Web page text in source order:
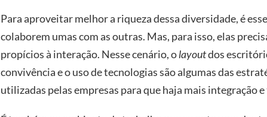
Para aproveitar melhor a riqueza dessa diversidade, é
colaborem umas com as outras. Mas, para isso, elas
propícios à interação. Nesse cenário, olayoutdos
convivência e o uso de tecnologias são algumas das
utilizadas pelas empresas para que haja mais integração